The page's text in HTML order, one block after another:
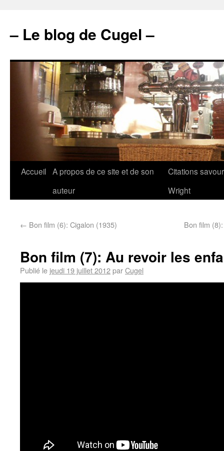
– Le blog de Cugel –
Accueil A propos de ce site et de son
auteur
Citations
Wright
← Bon film (6): Cigalon (1935) Bon film
Bon film (7): Au revoir les
Publié le jeudi 19 juillet 2012parCugel